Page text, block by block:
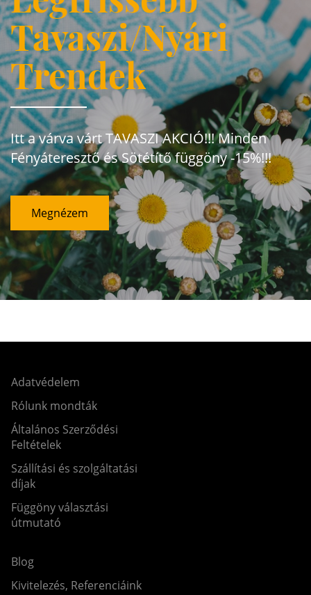
Tavaszi/Nyári
Trendek
Itt a várva várt TAVASZI AKCIÓ!!! Minden
Fényáteresztő és Sötétítő függöny -15%!!!
Megnézem
Adatvédelem
Rólunk mondták
Általános Szerződési
Feltételek
Szállítási és szolgáltatási
díjak
Függöny választási
útmutató
Blog
Kivitelezés, Referenciáink